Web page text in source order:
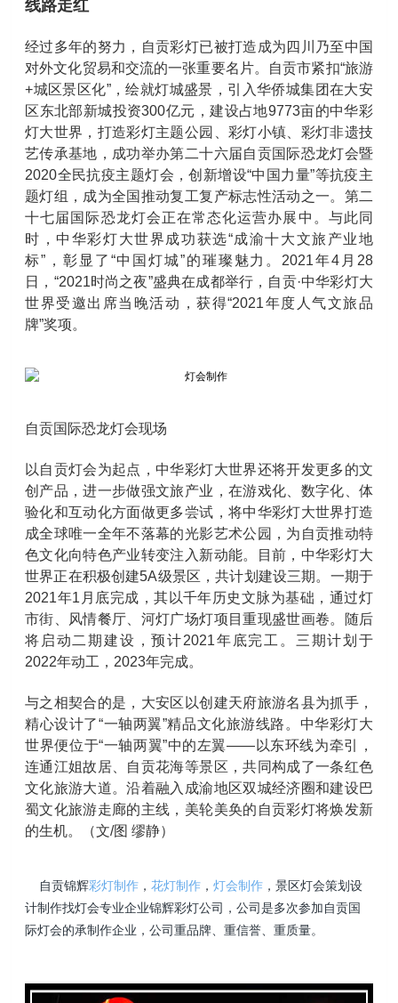
线路走红
经过多年的努力，自贡彩灯已被打造成为四川乃至中国
对外文化贸易和交流的一张重要名片。自贡市紧扣“旅游
+城区景区化”，绘就灯城盛景，引入华侨城集团在大安
区东北部新城投资300亿元，建设占地9773亩的中华彩
灯大世界，打造彩灯主题公园、彩灯小镇、彩灯非遗技
艺传承基地，成功举办第二十六届自贡国际恐龙灯会暨
2020全民抗疫主题灯会，创新增设“中国力量”等抗疫主
题灯组，成为全国推动复工复产标志性活动之一。第二
十七届国际恐龙灯会正在常态化运营办展中。与此同
时，中华彩灯大世界成功获选“成渝十大文旅产业地
标”，彰显了“中国灯城”的璀璨魅力。2021年4月28
日，“2021时尚之夜”盛典在成都举行，自贡·中华彩灯大
世界受邀出席当晚活动，获得“2021年度人气文旅品
牌”奖项。
自贡国际恐龙灯会现场
以自贡灯会为起点，中华彩灯大世界还将开发更多的文
创产品，进一步做强文旅产业，在游戏化、数字化、体
验化和互动化方面做更多尝试，将中华彩灯大世界打造
成全球唯一全年不落幕的光影艺术公园，为自贡推动特
色文化向特色产业转变注入新动能。目前，中华彩灯大
世界正在积极创建5A级景区，共计划建设三期。一期于
2021年1月底完成，其以千年历史文脉为基础，通过灯
市街、风情餐厅、河灯广场灯项目重现盛世画卷。随后
将启动二期建设，预计2021年底完工。三期计划于
2022年动工，2023年完成。
与之相契合的是，大安区以创建天府旅游名县为抓手，
精心设计了“一轴两翼”精品文化旅游线路。中华彩灯大
世界便位于“一轴两翼”中的左翼——以东环线为牵引，
连通江姐故居、自贡花海等景区，共同构成了一条红色
文化旅游大道。沿着融入成渝地区双城经济圈和建设巴
蜀文化旅游走廊的主线，美轮美奂的自贡彩灯将焕发新
的生机。（文/图 缪静）
自贡锦辉彩灯制作 ，花灯制作 ，灯会制作 ，景区灯会策划设
计制作找灯会专业企业锦辉彩灯公司，公司是多次参加自贡国
际灯会的承制作企业，公司重品牌、重信誉、重质量。